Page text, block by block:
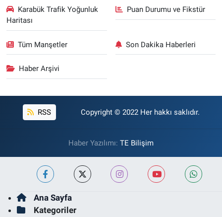
Karabük Trafik Yoğunluk
Haritası
Puan Durumu ve Fikstür
Tüm Manşetler Son Dakika Haberleri
Haber Arşivi
RSS Copyright © 2022 Her hakkı saklıdır.
Haber Yazılımı: TE Bilişim
Ana Sayfa
Kategoriler